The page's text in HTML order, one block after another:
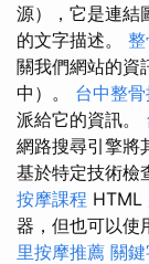
源），它是連結
的文字描述。
關我們網站的資
中）。 台中整
派給它的資訊。
網路搜尋引擎將
基於特定技術檢
按摩課程 HTML
器，但也可以使
里按摩推薦 關鍵